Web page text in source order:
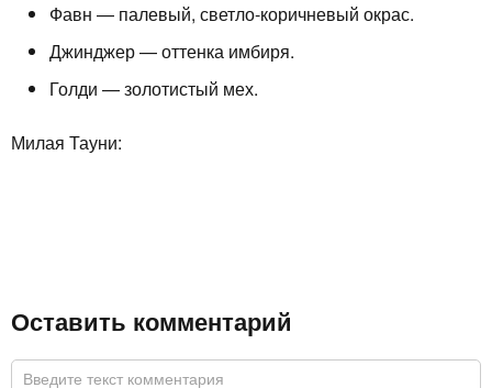
Фавн — палевый, светло-коричневый окрас.
Джинджер — оттенка имбиря.
Голди — золотистый мех.
Милая Тауни:
Оставить комментарий
Комментарий*